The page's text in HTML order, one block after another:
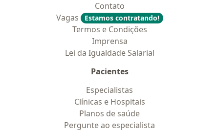
Contato
Vagas
Estamos contratando!
Termos e Condições
Imprensa
Lei da Igualdade Salarial
Pacientes
Especialistas
Clínicas e Hospitais
Planos de saúde
Pergunte ao especialista